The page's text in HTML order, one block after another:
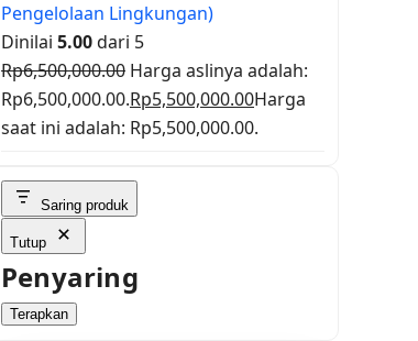
Pengelolaan Lingkungan)
Dinilai 5.00dari 5
Rp6,500,000.00 Harga aslinya adalah:
Rp6,500,000.00.Rp5,500,000.00Harga
saat ini adalah: Rp5,500,000.00.
Saring produk
Tutup
Penyaring
Terapkan